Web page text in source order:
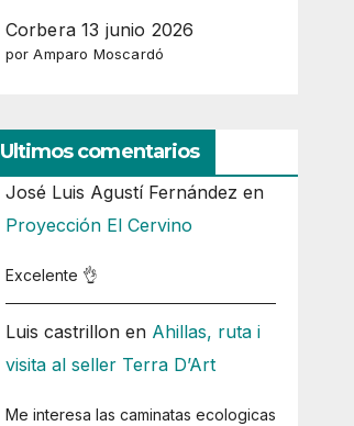
Corbera 13 junio 2026
por Amparo Moscardó
Ultimos comentarios
José Luis Agustí Fernández en
Proyección El Cervino
Excelente 👌
Luis castrillonen Ahillas, ruta i
visita al seller Terra D’Art
Me interesa las caminatas ecologicas